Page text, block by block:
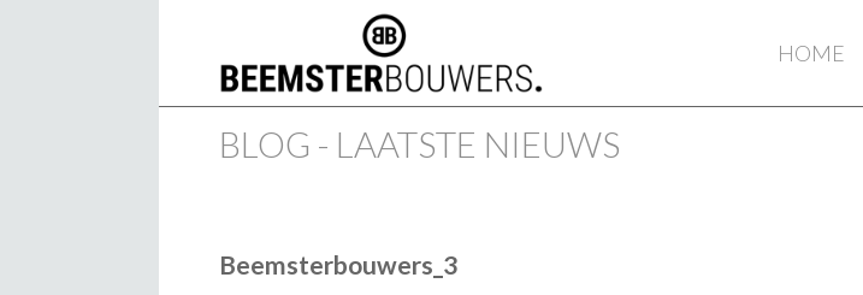
HOME
BLOG - LAATSTE NIEUWS
Beemsterbouwers_3